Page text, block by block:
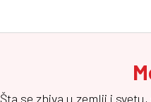
Šta se zbiva u zemlji i